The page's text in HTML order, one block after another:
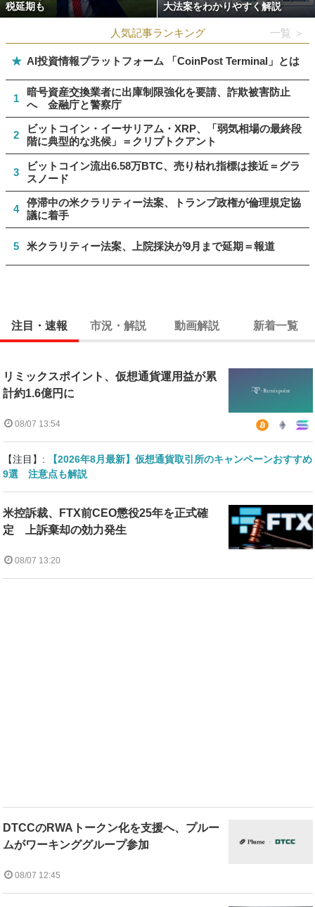
税延期も
大法案をわかりやすく解説
人気記事ランキング 一覧 ＞
★ AI投資情報プラットフォーム 「CoinPost Terminal」とは
1
暗号資産交換業者に出庫制限強化を要請、詐欺被害防止
へ 金融庁と警察庁
2
ビットコイン・イーサリアム・XRP、「弱気相場の最終段
階に典型的な兆候」＝クリプトクアント
3
ビットコイン流出6.58万BTC、売り枯れ指標は接近＝グラ
スノード
4
停滞中の米クラリティー法案、トランプ政権が倫理規定協
議に着手
5 米クラリティー法案、上院採決が9月まで延期＝報道
注目・速報 市況・解説 動画解説 新着一覧
リミックスポイント、仮想通貨運用益が累
計約1.6億円に
08/07 13:54
【注目】:
【2026年8月最新】仮想通貨取引所のキャンペーンおすすめ
9選 注意点も解説
米控訴裁、FTX前CEO懲役25年を正式確
定 上訴棄却の効力発生
08/07 13:20
DTCCのRWAトークン化を支援へ、プルー
ムがワーキンググループ参加
08/07 12:45